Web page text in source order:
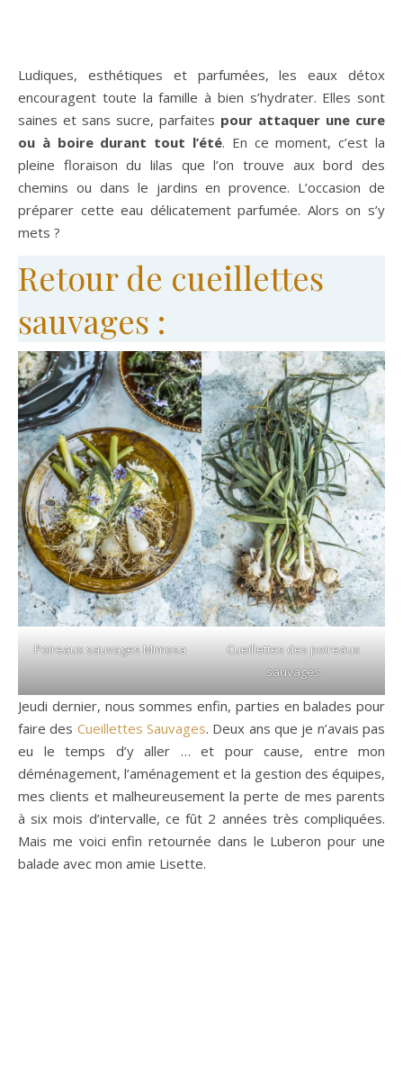
Ludiques, esthétiques et parfumées, les eaux détox
encouragent toute la famille à bien s’hydrater. Elles sont
saines et sans sucre, parfaites pour attaquer une cure
ou à boire durant tout l’été. En ce moment, c’est la
pleine floraison du lilas que l’on trouve aux bord des
chemins ou dans le jardins en provence. L’occasion de
préparer cette eau délicatement parfumée. Alors on s’y
mets ?
Retour de cueillettes
sauvages :
Poireaux sauvages Mimosa
Cueillettes des poireaux
sauvages
Jeudi dernier, nous sommes enfin, parties en balades pour
faire des Cueillettes Sauvages. Deux ans que je n’avais pas
eu le temps d’y aller … et pour cause, entre mon
déménagement, l’aménagement et la gestion des équipes,
mes clients et malheureusement la perte de mes parents
à six mois d’intervalle, ce fût 2 années très compliquées.
Mais me voici enfin retournée dans le Luberon pour une
balade avec mon amie Lisette.